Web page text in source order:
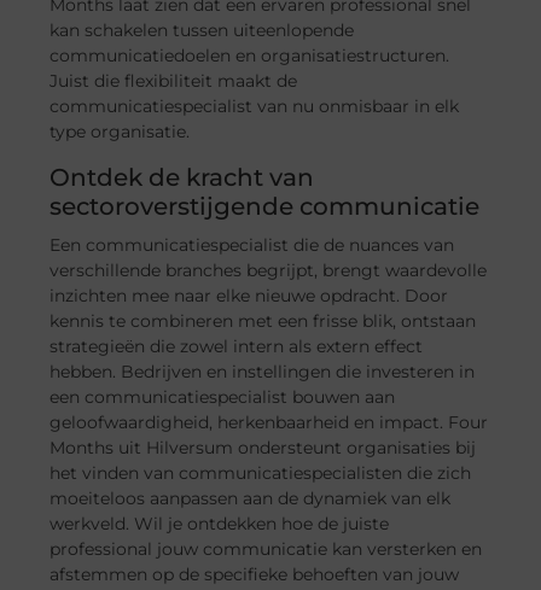
Months laat zien dat een ervaren professional snel
kan schakelen tussen uiteenlopende
communicatiedoelen en organisatiestructuren.
Juist die flexibiliteit maakt de
communicatiespecialist van nu onmisbaar in elk
type organisatie.
Ontdek de kracht van
sectoroverstijgende communicatie
Een communicatiespecialist die de nuances van
verschillende branches begrijpt, brengt waardevolle
inzichten mee naar elke nieuwe opdracht. Door
kennis te combineren met een frisse blik, ontstaan
strategieën die zowel intern als extern effect
hebben. Bedrijven en instellingen die investeren in
een communicatiespecialist bouwen aan
geloofwaardigheid, herkenbaarheid en impact. Four
Months uit Hilversum ondersteunt organisaties bij
het vinden van communicatiespecialisten die zich
moeiteloos aanpassen aan de dynamiek van elk
werkveld. Wil je ontdekken hoe de juiste
professional jouw communicatie kan versterken en
afstemmen op de specifieke behoeften van jouw